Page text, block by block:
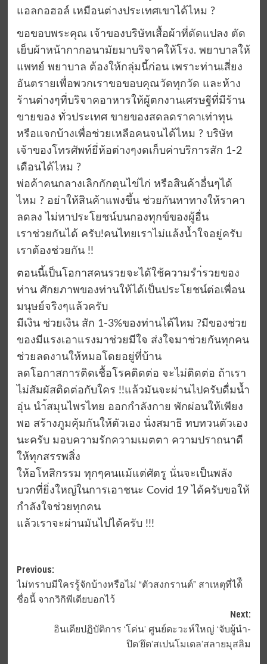
แอลกอฮอล์ เหมือนต่างประเทศเขาได้ไหม ?
ขอขอบพระคุณ เจ้าของบริษัทเสื้อผ้าที่ดัดแปลง ตัด
เย็บผ้าหน้ากากอนามัยมาบริจาคให้โรง. พยาบาลให้
แพทย์ พยาบาล ต้องให้กลุ่มนี้ก่อน เพราะท่านเสี่ยง
อันตรายเพื่อพวกเราขอขอบคุณวัดทุกวัด และห้าง
ร้านต่างๆที่บริจาคอาหารให้ผู้ตกงานเศรษฐีที่มีร้าน
ขายของ ทั่วประเทศ ขายของสดลดราคาเท่าทุน
หรือแจกบ้างเพื่อช่วยเหลือคนจนได้ไหม ? บริษัท
เจ้าของโทรศัพท์ยี่ห้อต่างๆงดเก็บค่าบริการสัก 1-2
เดือนได้ไหม ?
พ่อค้าคนกลางเลิกกักตุนไข่ไก่ หรือสินค้าอื่นๆได้
ไหม ? อย่าให้สินค้าแพงขึ้น ช่วยกันหาทางให้ราคา
ลดลง ไม่หาประโยชน์บนกองทุกข์ของผู้อื่น
เราช่วยกันได้ ครับ!คนไทยเราไม่แล้งน้ำใจอยู่ครับ
เราต้องช่วยกัน !!
ตอนนี้เป็นโอกาสคนรวยจะได้ใช้ความรำ่รวยของ
ท่าน ศักยภาพของท่านให้ได้เป็นประโยชน์ต่อเพื่อน
มนุษย์จริงๆแล้วครับ
มีเงิน ช่วยเงิน สัก 1-3%ของท่านได้ไหม ?มีของช่วย
ของมีแรงเอาแรงมาช่วยมีใจ ส่งใจมาช่วยกันทุกคน
ช่วยลดงานให้หมอโดยอยู่ที่บ้าน
ลดโอกาสการติดเชื้อโรคติดต่อ จะไม่ติดต่อ ถ้าเรา
ไม่สัมผัสติดต่อกับใคร !!แล้วมันจะผ่านไปครับดื่มน้ำ
อุ่น นำ้สมุนไพรไทย ออกกำลังกาย พักผ่อนให้เพียง
พอ สร้างภูมคุ้มกันให้ตัวเอง นั่งสมาธิ ทบทวนตัวเอง
นะครับ มอบความรักความเมตตา ความปราถนาดี
ให้ทุกสรรพสิ่ง
ให้อโหสิกรรม ทุกๆคนแม้แต่ศัตรู นั่นจะเป็นพลัง
บวกที่ยิ่งใหญ่ในการเอาชนะ Covid 19 ได้ครับขอให้
กำลังใจช่วยทุกคน
แล้วเราจะผ่านมันไปได้ครับ !!!
Post
navigation
Previous:
ไม่ทราบมีใครรู้จักบ้างหรือไม่ “ตัวสงกรานต์” สาเหตุที่ได้ื
ชื่อนี้ จากวิกิพีเดียบอกไว้
Next:
อินเดียปฏิบัติการ ‘โค่น’ ศูนย์ดะวะห์ใหญ่ ‘จับผู้นำ-
ปิด’ยึด’สเปนโมเดล’สลายมุสลิม